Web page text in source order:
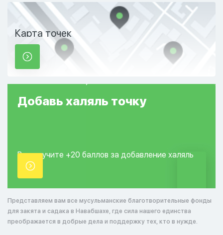
Карта точек
Добавь халяль точку
Вы получите +20 баллов за добавление халяль
точки.
Представляем вам все мусульманские благотворительные фонды
для закята и садака в Навабшахе, где сила нашего единства
преображается в добрые дела и поддержку тех, кто в нужде.